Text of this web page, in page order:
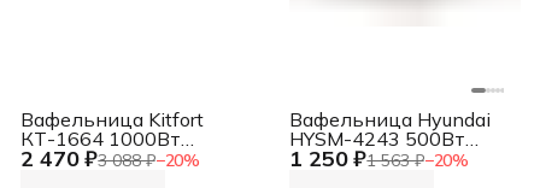
2 470 ₽3 088 ₽−20%
Вафельница Kitfort
КТ-1664 1000Вт
черный
1 250 ₽1 563 ₽−20%
Вафельница Hyundai
HYSM-4243 500Вт
белый